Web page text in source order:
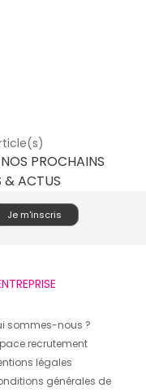
PROCHAINS
& ACTUS
sommes-nous ?
recrutement
légales
générales de